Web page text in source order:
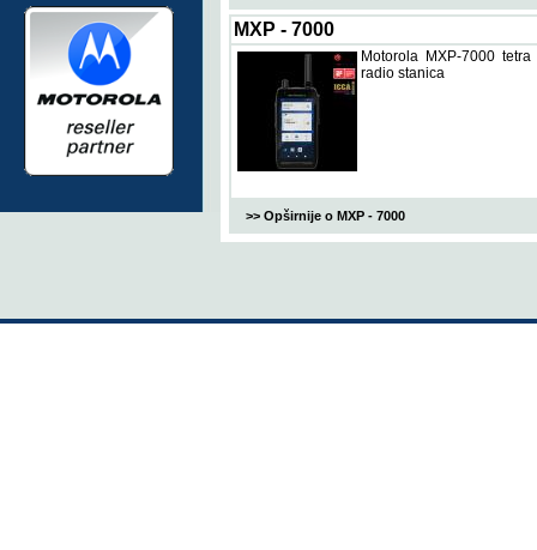
MXP - 7000
Motorola MXP-7000 tetra
radio stanica
>> Opširnije o MXP - 7000